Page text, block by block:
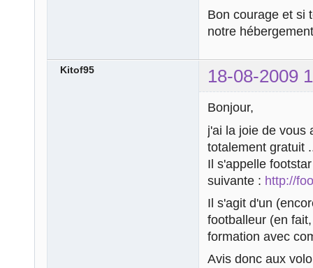
Bon courage et si
notre
Kitof95 18-08-2009
Bonjour,
j'ai la joie de vous
totalement gratuit
Il s'appelle
suivante : http://
Il s'agit d'un
footballeur (en
formation avec
Avis donc aux